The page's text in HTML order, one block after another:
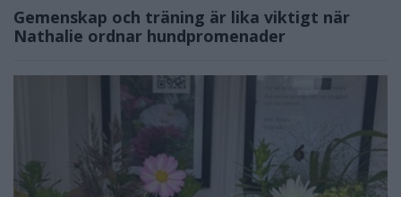
Gemenskap och träning är lika viktigt när
Nathalie ordnar hundpromenader